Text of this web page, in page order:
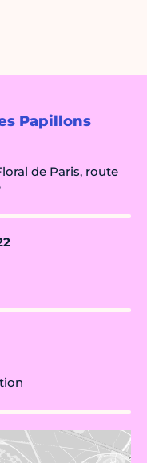
Papillons
de Paris, route